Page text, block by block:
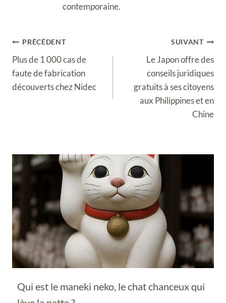
contemporaine.
Navigation
de
l’article
PRÉCÉDENT
Plus de 1 000 cas de
faute de fabrication
découverts chez Nidec
SUIVANT
Le Japon offre des
conseils juridiques
gratuits à ses citoyens
aux Philippines et en
Chine
Qui est le maneki neko, le chat chanceux qui